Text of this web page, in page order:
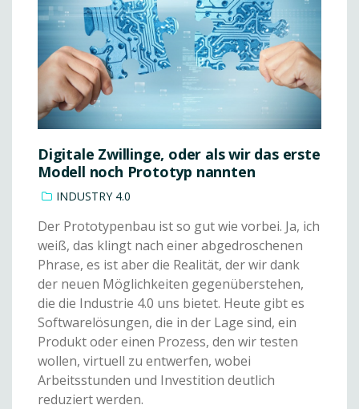
Digitale Zwillinge, oder als wir das erste
Modell noch Prototyp nannten
INDUSTRY 4.0
Der Prototypenbau ist so gut wie vorbei. Ja, ich
weiß, das klingt nach einer abgedroschenen
Phrase, es ist aber die Realität, der wir dank
der neuen Möglichkeiten gegenüberstehen,
die die Industrie 4.0 uns bietet. Heute gibt es
Softwarelösungen, die in der Lage sind, ein
Produkt oder einen Prozess, den wir testen
wollen, virtuell zu entwerfen, wobei
Arbeitsstunden und Investition deutlich
reduziert werden.